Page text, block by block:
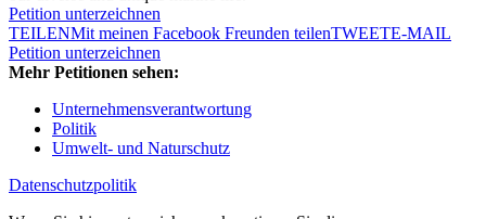
Petition unterzeichnen
TEILENMit meinen Facebook Freunden teilenTWEETE-MAIL
Petition unterzeichnen
Mehr Petitionen sehen:
Unternehmensverantwortung
Politik
Umwelt- und Naturschutz
Datenschutzpolitik